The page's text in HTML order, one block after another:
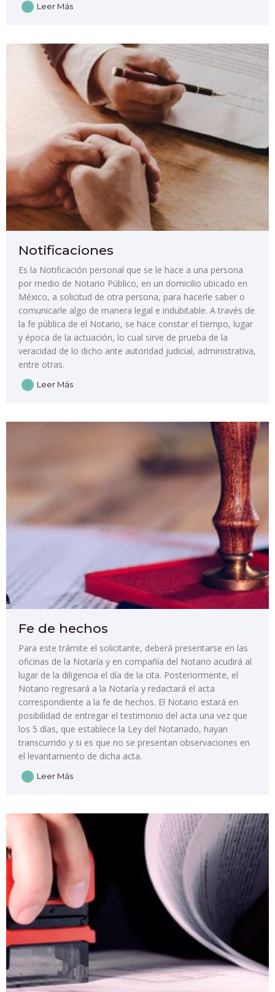
Leer Más
Notificaciones
Es la Notificación personal que se le hace a una persona
por medio de Notario Público, en un domicilio ubicado en
México, a solicitud de otra persona, para hacerle saber o
comunicarle algo de manera legal e indubitable. A través de
la fe pública de el Notario, se hace constar el tiempo, lugar
y época de la actuación, lo cual sirve de prueba de la
veracidad de lo dicho ante autoridad judicial, administrativa,
entre otras.
Leer Más
Fe de hechos
Para este trámite el solicitante, deberá presentarse en las
oficinas de la Notaría y en compañía del Notario acudirá al
lugar de la diligencia el día de la cita. Posteriormente, el
Notario regresará a la Notaría y redactará el acta
correspondiente a la fe de hechos. El Notario estará en
posibilidad de entregar el testimonio del acta una vez que
los 5 días, que establece la Ley del Notariado, hayan
transcurrido y si es que no se presentan observaciones en
el levantamiento de dicha acta.
Leer Más